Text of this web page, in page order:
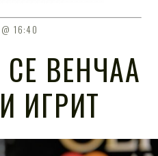
16:40
СЕ ВЕНЧАА
ИГРИТ